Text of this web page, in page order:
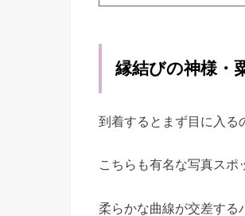
縁結びの神様・
到着するとまず目に入る
こちらも有名な写真スポ
柔らかな曲線が交差する